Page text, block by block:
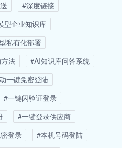
#深度链接
型企业知识库
私有化部署
法
#AI知识库问答系统
一键免密登陆
#一键闪验证登录
#一键登录供应商
登录
#本机号码登陆